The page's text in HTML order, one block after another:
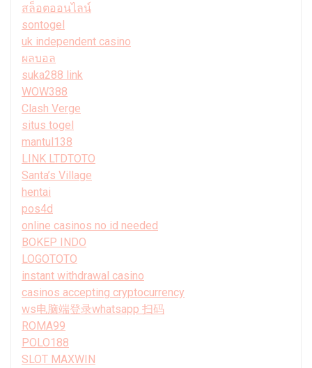
สล็อตออนไลน์
sontogel
uk independent casino
ผลบอล
suka288 link
WOW388
Clash Verge
situs togel
mantul138
LINK LTDTOTO
Santa’s Village
hentai
pos4d
online casinos no id needed
BOKEP INDO
LOGOTOTO
instant withdrawal casino
casinos accepting cryptocurrency
ws电脑端登录whatsapp 扫码
ROMA99
POLO188
SLOT MAXWIN